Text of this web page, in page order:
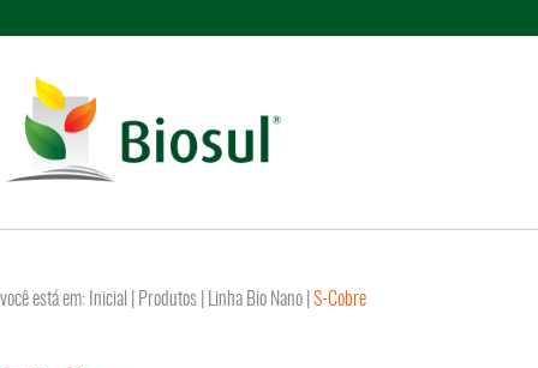
você está em: Inicial | Produtos | Linha Bio Nano S-Cobre